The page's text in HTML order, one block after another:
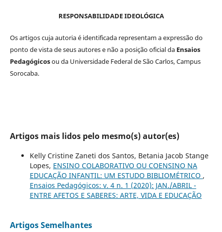
RESPONSABILIDADE IDEOLÓGICA
Os artigos cuja autoria é identificada representam a expressão do
ponto de vista de seus autores e não a posição oficial da Ensaios
Pedagógicosou da Universidade Federal de São Carlos, Campus
Sorocaba.
Artigos mais lidos pelo mesmo(s) autor(es)
Kelly Cristine Zaneti dos Santos, Betania Jacob Stange
Lopes, ENSINO COLABORATIVO OU COENSINO NA
EDUCAÇÃO INFANTIL: UM ESTUDO BIBLIOMÉTRICO ,
Ensaios Pedagógicos: v. 4 n. 1 (2020): JAN./ABRIL -
ENTRE AFETOS E SABERES: ARTE, VIDA E EDUCAÇÃO
Artigos Semelhantes